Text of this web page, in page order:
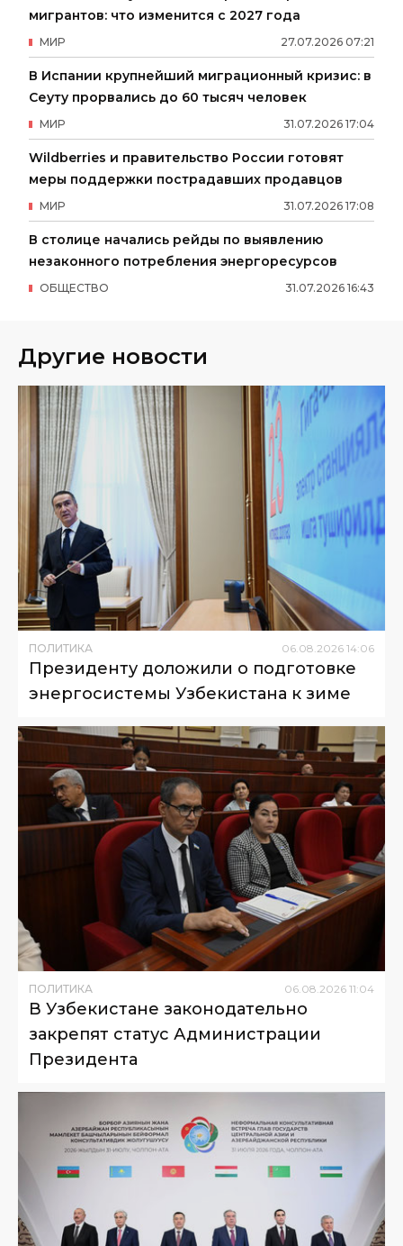
мигрантов: что изменится с 2027 года
27.07.2026 07:21
МИР
В Испании крупнейший миграционный кризис: в
Сеуту прорвались до 60 тысяч человек
31.07.2026 17:04
МИР
Wildberries и правительство России готовят
меры поддержки пострадавших продавцов
31.07.2026 17:08
МИР
В столице начались рейды по выявлению
незаконного потребления энергоресурсов
31.07.2026 16:43
ОБЩЕСТВО
Другие новости
ПОЛИТИКА 06.08.2026 14:06
Президенту доложили о подготовке
энергосистемы Узбекистана к зиме
ПОЛИТИКА 06.08.2026 11:04
В Узбекистане законодательно
закрепят статус Администрации
Президента